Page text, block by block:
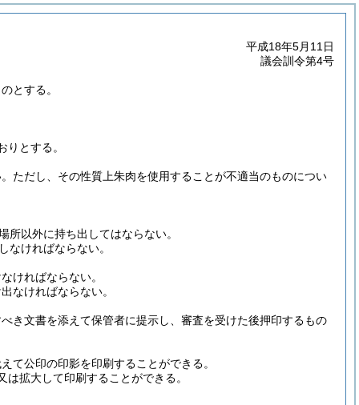
平成18年5月11日
議会訓令第4号
とする。
りとする。
ただし、その性質上朱肉を使用することが不適当のものについ
所以外に持ち出してはならない。
なければならない。
ければならない。
なければならない。
き文書を添えて保管者に提示し、審査を受けた後押印するもの
て公印の印影を印刷することができる。
拡大して印刷することができる。